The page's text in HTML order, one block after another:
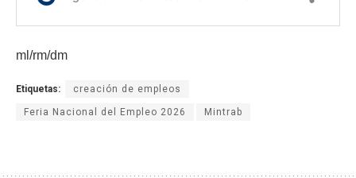
ml/rm/dm
Etiquetas: creación de empleos
Feria Nacional del Empleo 2026 Mintrab